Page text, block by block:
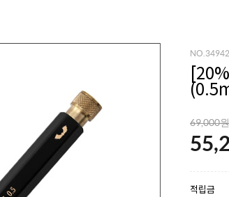
[20
69,000원
적립금